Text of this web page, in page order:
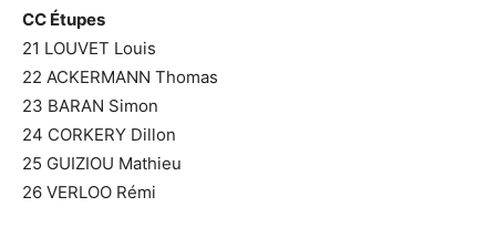
CC Étupes
21 LOUVET Louis
22 ACKERMANN Thomas
23 BARAN Simon
24 CORKERY Dillon
25 GUIZIOU Mathieu
26 VERLOO Rémi